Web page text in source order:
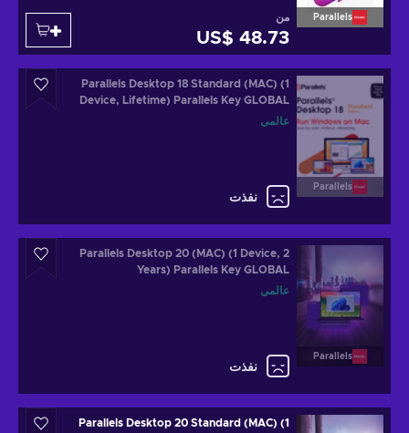
Parallels من
US$ 48.73
Parallels
Parallels Desktop 18 Standard (MAC) (1
Device, Lifetime) Parallels Key GLOBAL
عالمي
نفذت
Parallels
Parallels Desktop 20 (MAC) (1 Device, 2
Years) Parallels Key GLOBAL
عالمي
نفذت
Parallels Desktop 20 Standard (MAC) (1